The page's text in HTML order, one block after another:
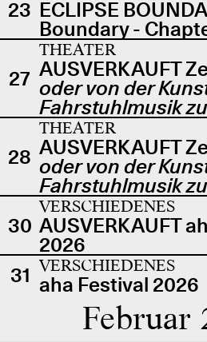
23 ECLIPSE
Boundary -
27
THEATER
AUSVERKAUFT
oder von der
Fahrstuhlmusik
28
THEATER
AUSVERKAUFT
oder von der
Fahrstuhlmusik
30
VERSCHIEDENES
AUSVERKAUFT
2026
31 VERSCHIEDENES
aha Festival 2026
Februar